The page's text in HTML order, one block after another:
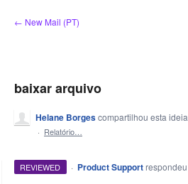
para
← New Mail (PT)
baixar arquivo
Helane Borgescompartilhou esta ideia
· Relatório…
REVIEWED · Product Support respondeu